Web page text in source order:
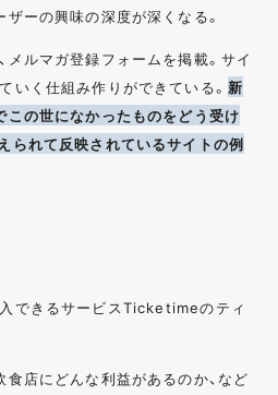
ザーの興味の深度が深くなる。
メルマガ登録フォームを掲載。サイ
いく仕組み作りができている。 新
この世になかったものをどう受け
られて反映されているサイトの例
できるサービスTicketimeのティ
食店にどんな利益があるのか、など